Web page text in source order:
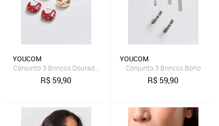
YOUCOM
Conjunto 3 Brincos Dourados Resina
R$ 59,90
YOUCOM
Conjunto 3 Brincos Boho‌
R$ 59,90